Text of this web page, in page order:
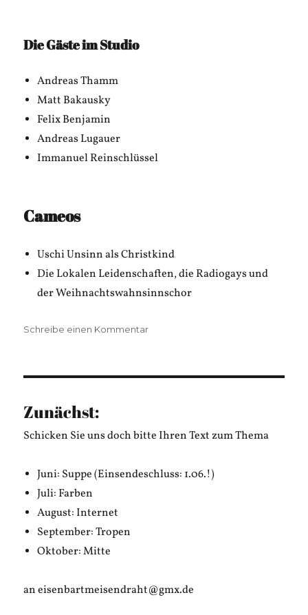
Die Gäste im Studio
Andreas Thamm
Matt Bakausky
Felix Benjamin
Andreas Lugauer
Immanuel Reinschlüssel
Cameos
Uschi Unsinn als Christkind
Die Lokalen Leidenschaften, die Radiogays und
der Weihnachtswahnsinnschor
Schreibe einen Kommentarzu
Zunächst:
Schicken Sie uns doch bitte Ihren Text zum Thema
Juni: Suppe (Einsendeschluss: 1.06.!)
Juli: Farben
August: Internet
September: Tropen
Oktober: Mitte
an eisenbartmeisendraht@gmx.de